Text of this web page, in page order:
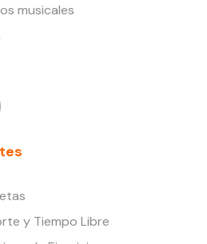
musicales
y Tiempo Libre